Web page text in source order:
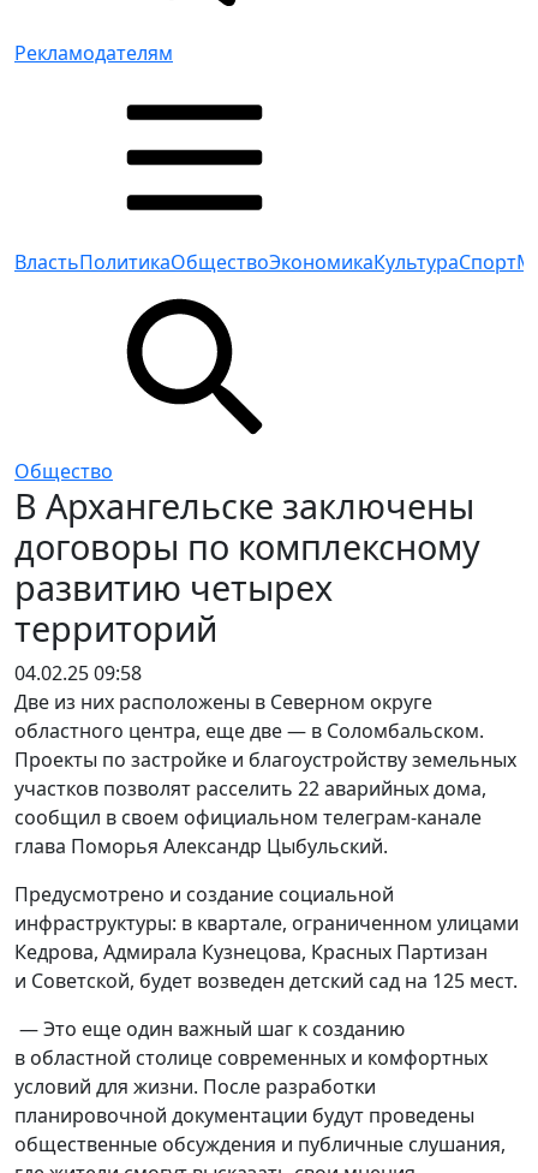
Рекламодателям
ВластьПолитикаОбществоЭкономикаКультураСпорт
Общество
В Архангельске заключены
договоры по комплексному
развитию четырех
территорий
04.02.25 09:58
Две из них расположены в Северном округе
областного центра, еще две — в Соломбальском.
Проекты по застройке и благоустройству земельных
участков позволят расселить 22 аварийных дома,
сообщил в своем официальном телеграм-канале
глава Поморья Александр Цыбульский.
Предусмотрено и создание социальной
инфраструктуры: в квартале, ограниченном улицами
Кедрова, Адмирала Кузнецова, Красных Партизан
и Советской, будет возведен детский сад на 125 мест.
— Это еще один важный шаг к созданию
в областной столице современных и комфортных
условий для жизни. После разработки
планировочной документации будут проведены
общественные обсуждения и публичные слушания,